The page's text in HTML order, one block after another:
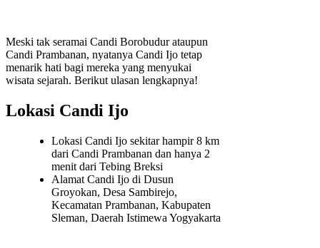
Meski tak seramai Candi Borobudur ataupun
Candi Prambanan, nyatanya Candi Ijo tetap
menarik hati bagi mereka yang menyukai
wisata sejarah. Berikut ulasan lengkapnya!
Lokasi Candi Ijo
Lokasi Candi Ijo sekitar hampir 8 km
dari Candi Prambanan dan hanya 2
menit dari Tebing Breksi
Alamat Candi Ijo di Dusun
Groyokan, Desa Sambirejo,
Kecamatan Prambanan, Kabupaten
Sleman, Daerah Istimewa Yogyakarta